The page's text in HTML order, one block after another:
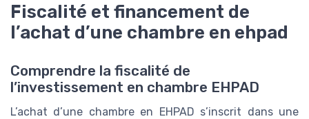
Fiscalité et financement de
l’achat d’une chambre en ehpad
Comprendre la fiscalité de
l’investissement en chambre EHPAD
L’achat d’une chambre en EHPAD s’inscrit dans une